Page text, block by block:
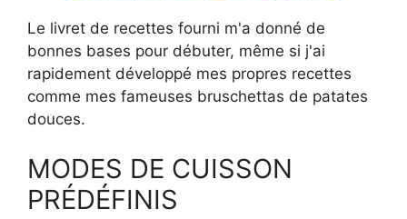
Le livret de recettes fourni m'a donné de
bonnes bases pour débuter, même si j'ai
rapidement développé mes propres recettes
comme mes fameuses bruschettas de patates
douces.
MODES DE CUISSON
PRÉDÉFINIS